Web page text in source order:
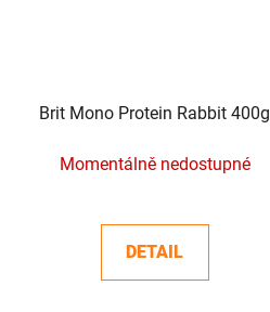
Brit Mono Protein Rabbit 400g
Momentálně nedostupné
DETAIL